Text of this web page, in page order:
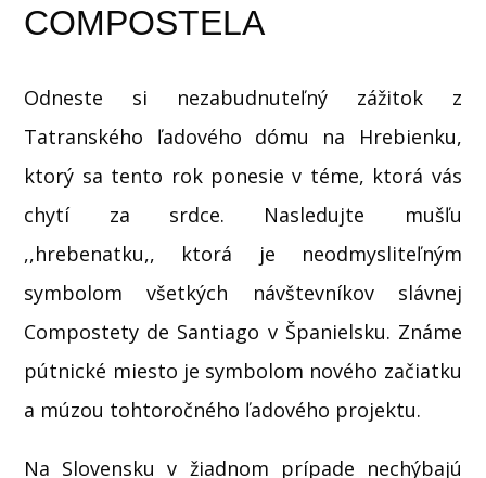
COMPOSTELA
Odneste si nezabudnuteľný zážitok z
Tatranského ľadového dómu na Hrebienku,
ktorý sa tento rok ponesie v téme, ktorá vás
chytí za srdce. Nasledujte mušľu
,,hrebenatku,, ktorá je neodmysliteľným
symbolom všetkých návštevníkov slávnej
Compostety de Santiago v Španielsku. Známe
pútnické miesto je symbolom nového začiatku
a múzou tohtoročného ľadového projektu.
Na Slovensku v žiadnom prípade nechýbajú